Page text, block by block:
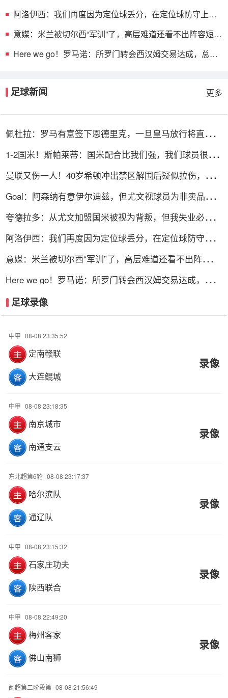
阿洛伊西：我们再度因为定位球丢分，在定位球防守上犯
意媒：米兰被切尔西“军训”了，高层难道还看不出阵容短
Here we go！罗马诺：所罗门转会西汉姆交易达成，总价
足球新闻 更多
佩杜拉：罗马有意签下恩德里克，一旦皇马放行将直接加
1-2国米！斯帕莱蒂：国米配合比我们强，我们球员很棒
曼联又伤一人！40岁希顿冲出禁区解围后疑似拉伤，被换
Goal：阿森纳有意伊尔迪兹，但尤文视球员为非卖品，除
夸德拉多：从尤文加盟国米被视为背叛，但我失业必须寻
阿洛伊西：我们再度因为定位球丢分，在定位球防守上犯
意媒：米兰被切尔西“军训”了，高层难道还看不出阵容短
Here we go！罗马诺：所罗门转会西汉姆交易达成，总价
足球录像
中甲 08-08 23:35:52
定南赣联
大连鲲城
录像
中甲 08-08 23:18:35
南京城市
南通支云
录像
东北超第6轮 08-08 23:17:37
哈尔滨队
通辽队
录像
中甲 08-08 23:15:32
石家庄功夫
陕西联合
录像
中甲 08-08 22:49:20
梅州客家
佛山南狮
录像
闽超第二阶段第 08-08 21:56:49